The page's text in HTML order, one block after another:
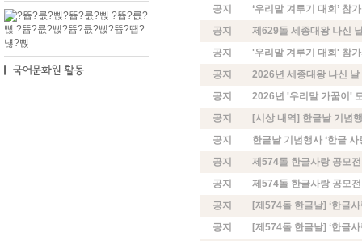
공지
‘우리말 겨루기 대회’ 참
공지
제629돌 세종대왕 나신
공지
'우리말 겨루기 대회' 참
공지
2026년 세종대왕 나신
공지
2026년 '우리말 가꿈이'
공지
[시상 내역] 한글날 기념
공지
한글날 기념행사 ‘한글 사
공지
제574돌 한글사랑 공모
공지
제574돌 한글사랑 공모
공지
[제574돌 한글날] ‘한글
공지
[제574돌 한글날] ‘한글